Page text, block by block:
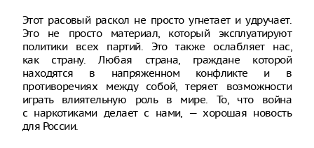
Этот расовый раскол не просто угнетает и удручает.
Это не просто материал, который эксплуатируют
политики всех партий. Это также ослабляет нас,
как страну. Любая страна, граждане которой
находятся в напряженном конфликте и в
противоречиях между собой, теряет возможности
играть влиятельную роль в мире. То, что война
с наркотиками делает с нами, — хорошая новость
для России.